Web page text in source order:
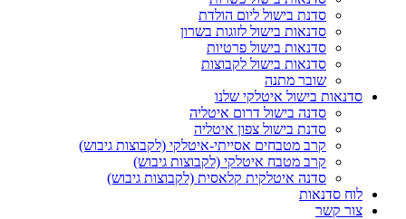
סדנת בישול ליום הולדת
סדנאות בישול לזוגות בשרון
סדנאות בישול פרטיות
סדנאות בישול לקבוצות
שובר מתנה
סדנאות בישול איטלקי שלנו
סדנה בישול דרום איטליה
סדנת בישול צפון איטליה
קרב מטבחים אסייתי-איטלקי (לקבוצות גיבוש)
קרב מטבח איטלקי (לקבוצות גיבוש)
סדנה איטלקית קלאסית (לקבוצות גיבוש)
לוח סדנאות
צור קשר